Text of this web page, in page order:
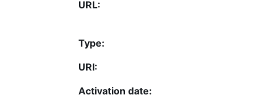
URL:
Type:
URI:
Activation date: